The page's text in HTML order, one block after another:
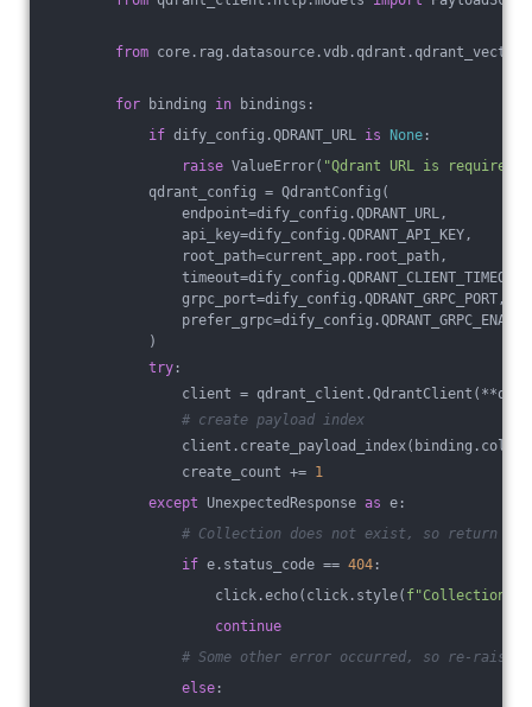
from core.rag.datasource.vdb.qdrant.qdrant_vector
for binding in bindings:
if dify_config.QDRANT_URL is None :
raise ValueError( "Qdrant URL is required."
qdrant_config = QdrantConfig(
endpoint=dify_config.QDRANT_URL,
api_key=dify_config.QDRANT_API_KEY,
root_path=current_app.root_path,
timeout=dify_config.QDRANT_CLIENT_TIMEOUT,
grpc_port=dify_config.QDRANT_GRPC_PORT,
)
try :
client =
# create payload index
create_count += 1
except UnexpectedResponse as e:
# Collection does not exist, so return
if e.status_code == 404 :
click.echo(click.style( f"Collection
continue
# Some other error occurred, so re-raise
else :